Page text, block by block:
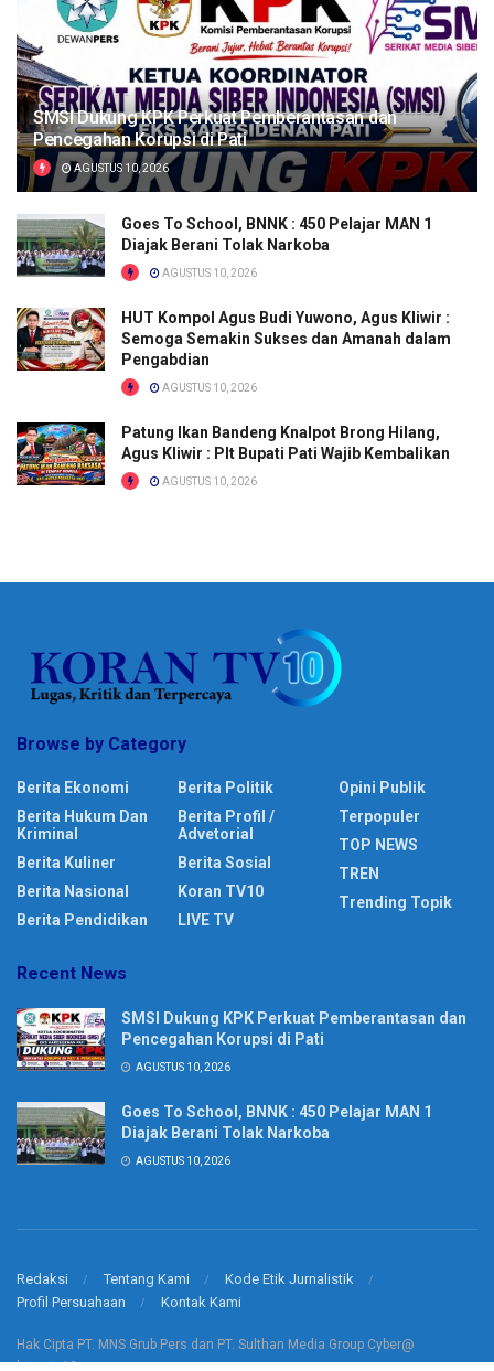
SMSI Dukung KPK Perkuat Pemberantasan dan
Pencegahan Korupsi di Pati
AGUSTUS 10, 2026
Goes To School, BNNK : 450 Pelajar MAN 1
Diajak Berani Tolak Narkoba
AGUSTUS 10, 2026
HUT Kompol Agus Budi Yuwono, Agus Kliwir :
Semoga Semakin Sukses dan Amanah dalam
Pengabdian
AGUSTUS 10, 2026
Patung Ikan Bandeng Knalpot Brong Hilang,
Agus Kliwir : Plt Bupati Pati Wajib Kembalikan
AGUSTUS 10, 2026
Browse by Category
Berita Ekonomi
Berita Hukum Dan
Kriminal
Berita Kuliner
Berita Nasional
Berita Pendidikan
Berita Politik
Berita Profil /
Advetorial
Berita Sosial
Koran TV10
LIVE TV
Opini Publik
Terpopuler
TOP NEWS
TREN
Trending Topik
Recent News
SMSI Dukung KPK Perkuat Pemberantasan dan
Pencegahan Korupsi di Pati
AGUSTUS 10, 2026
Goes To School, BNNK : 450 Pelajar MAN 1
Diajak Berani Tolak Narkoba
AGUSTUS 10, 2026
Redaksi Tentang Kami
Kode Etik Jurnalistik
Profil Persuahaan
Kontak Kami
Hak Cipta PT. MNS Grub Pers dan PT. Sulthan Media Group Cyber@
korantv10.com